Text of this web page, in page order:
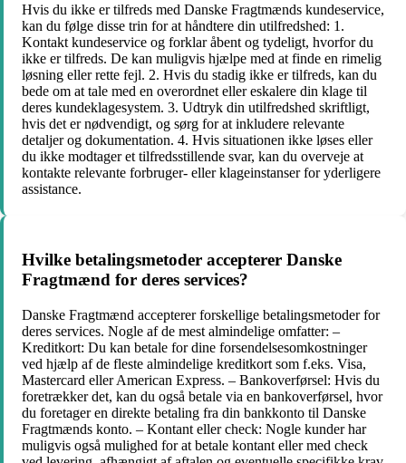
Hvis du ikke er tilfreds med Danske Fragtmænds kundeservice,
kan du følge disse trin for at håndtere din utilfredshed: 1.
Kontakt kundeservice og forklar åbent og tydeligt, hvorfor du
ikke er tilfreds. De kan muligvis hjælpe med at finde en rimelig
løsning eller rette fejl. 2. Hvis du stadig ikke er tilfreds, kan du
bede om at tale med en overordnet eller eskalere din klage til
deres kundeklagesystem. 3. Udtryk din utilfredshed skriftligt,
hvis det er nødvendigt, og sørg for at inkludere relevante
detaljer og dokumentation. 4. Hvis situationen ikke løses eller
du ikke modtager et tilfredsstillende svar, kan du overveje at
kontakte relevante forbruger- eller klageinstanser for yderligere
assistance.
Hvilke betalingsmetoder accepterer Danske
Fragtmænd for deres services?
Danske Fragtmænd accepterer forskellige betalingsmetoder for
deres services. Nogle af de mest almindelige omfatter: –
Kreditkort: Du kan betale for dine forsendelsesomkostninger
ved hjælp af de fleste almindelige kreditkort som f.eks. Visa,
Mastercard eller American Express. – Bankoverførsel: Hvis du
foretrækker det, kan du også betale via en bankoverførsel, hvor
du foretager en direkte betaling fra din bankkonto til Danske
Fragtmænds konto. – Kontant eller check: Nogle kunder har
muligvis også mulighed for at betale kontant eller med check